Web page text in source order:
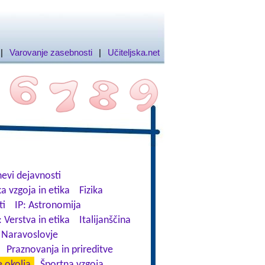
Varovanje zasebnosti | Učiteljska.net
dejavnosti
vzgoja in etika
Fizika
IP: Astronomija
Verstva in etika
Italijanščina
Naravoslovje
Praznovanja in prireditve